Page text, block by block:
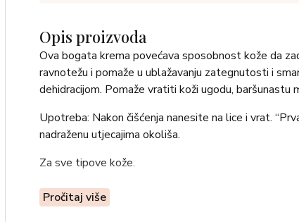
Opis proizvoda
Ova bogata krema povećava sposobnost kože da
ravnotežu i pomaže u ublažavanju zategnutosti i
dehidracijom. Pomaže vratiti koži ugodu, baršunastu
Upotreba: Nakon čišćenja nanesite na lice i vrat.
nadraženu utjecajima okoliša.
Za sve tipove kože.
Pročitaj više